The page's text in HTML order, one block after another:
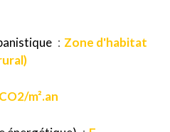
Zone d'habitat
m².an